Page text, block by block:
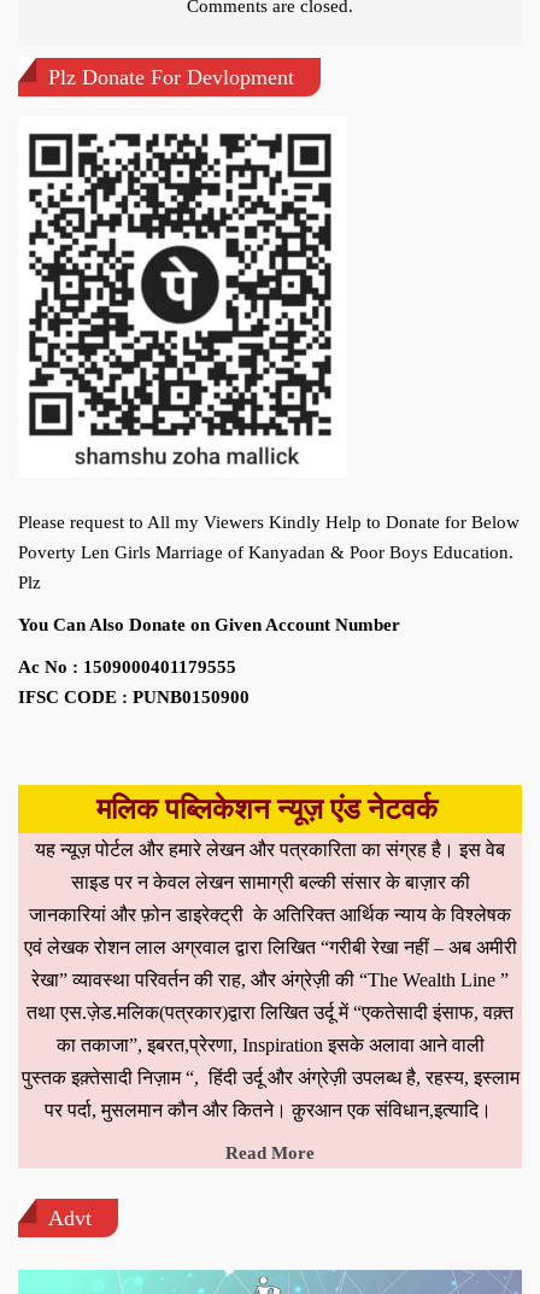
Comments are closed.
Plz Donate For Devlopment
Please request to All my Viewers Kindly Help to Donate for Below
Poverty Len Girls Marriage of Kanyadan & Poor Boys Education.
Plz
You Can Also Donate on Given Account Number
Ac No : 1509000401179555
IFSC CODE : PUNB0150900
मलिक पब्लिकेशन न्यूज़ एंड नेटवर्क
यह न्यूज़ पोर्टल और हमारे लेखन और पत्रकारिता का संग्रह है। इस वेब
साइड पर न केवल लेखन सामाग्री बल्की संसार के बाज़ार की
जानकारियां और फ़ोन डाइरेक्ट्री के अतिरिक्त आर्थिक न्याय के विश्लेषक
एवं लेखक रोशन लाल अग्रवाल द्वारा लिखित “गरीबी रेखा नहीं – अब अमीरी
रेखा” व्यावस्था परिवर्तन की राह, और अंग्रेज़ी की “The Wealth Line ”
तथा एस.ज़ेड.मलिक(पत्रकार)द्वारा लिखित उर्दू में “एकतेसादी इंसाफ, वक़्त
का तकाजा”, इबरत,प्रेरणा, Inspiration इसके अलावा आने वाली
पुस्तक इक़्तेसादी निज़ाम “, हिंदी उर्दू और अंग्रेज़ी उपलब्ध है, रहस्य, इस्लाम
पर पर्दा, मुसलमान कौन और कितने। क़ुरआन एक संविधान,इत्यादि।
Read More
Advt